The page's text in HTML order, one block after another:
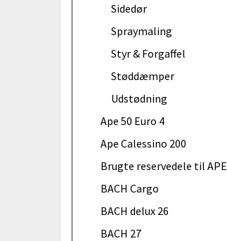
Sidedør
Spraymaling
Styr & Forgaffel
Støddæmper
Udstødning
Ape 50 Euro 4
Ape Calessino 200
Brugte reservedele til APE
BACH Cargo
BACH delux 26
BACH 27